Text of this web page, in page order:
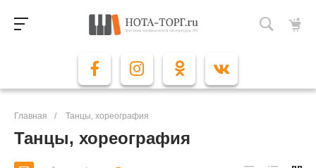
Главная / Танцы, хореография
Танцы, хореография